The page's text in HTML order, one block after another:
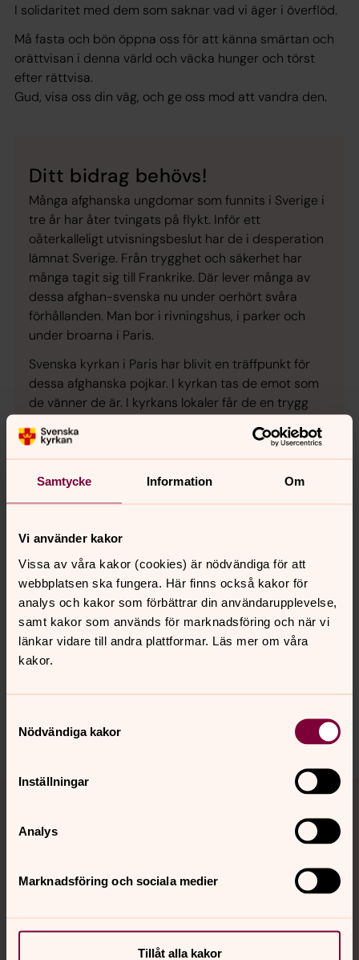
Samtycke Information Om
Vi använder kakor
Vissa av våra kakor (cookies) är nödvändiga för att
webbplatsen ska fungera. Här finns också kakor för
analys och kakor som förbättrar din användarupplevelse,
samt kakor som används för marknadsföring och när vi
länkar vidare till andra plattformar. Läs mer om våra
kakor.
Nödvändiga kakor
Inställningar
Analys
Marknadsföring och sociala medier
Tillåt alla kakor
I solidaritet med dem som saknar vad vi äger i överflöd.
Må fasta och bön öppna oss för att känna smärtan och
orättvisan i denna värld och väcka hunger och törst
efter rättvisa.
Gud, visa oss din väg, och ge oss mod att vandra den.
Ditt bidrag behövs!
Många afghanska ungdomar som funnits i Sverige i
tre år har åter tvingats på flykt. Inför ett
oåterkalleligt utvisningsbeslut har de i desperation
lämnat Sverige. Från trygghet och säkerhet har
många tagit sig till Frankrike. Där lever många av
dessa afghan-svenska nu under oerhört svåra
förhållanden. Man bor i rivningshus, i parker och
under broarna i Paris.
Svenska kyrkan i Paris har blivit en träffpunkt för
dessa afghanska pojkar. I kyrkan tas de emot som
de vänner de är. I kyrkans lokaler får de en trygg
Svenska kyrkan på plats har blivit deras livlina.
här – eller swisha till1230243881 ”Paris”i
meddelandefältet.
Senast ändrad 8 januari 2019
Synpunkter eller frågor på sidans
innehåll?
Tillbaka till toppen
Tillbaka till innehållet
Kalender